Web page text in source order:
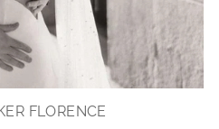
FLORENCE